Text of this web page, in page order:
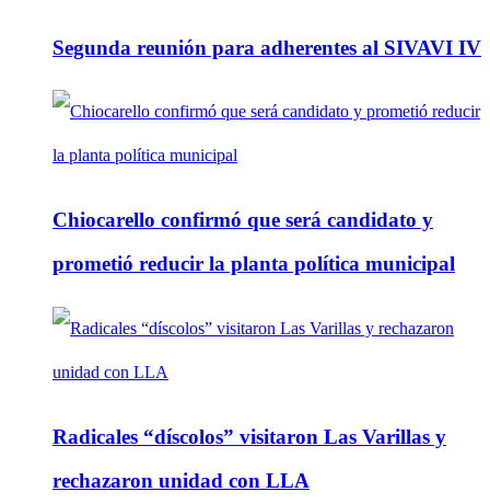
Segunda reunión para adherentes al SIVAVI IV
Chiocarello confirmó que será candidato y
prometió reducir la planta política municipal
Radicales “díscolos” visitaron Las Varillas y
rechazaron unidad con LLA